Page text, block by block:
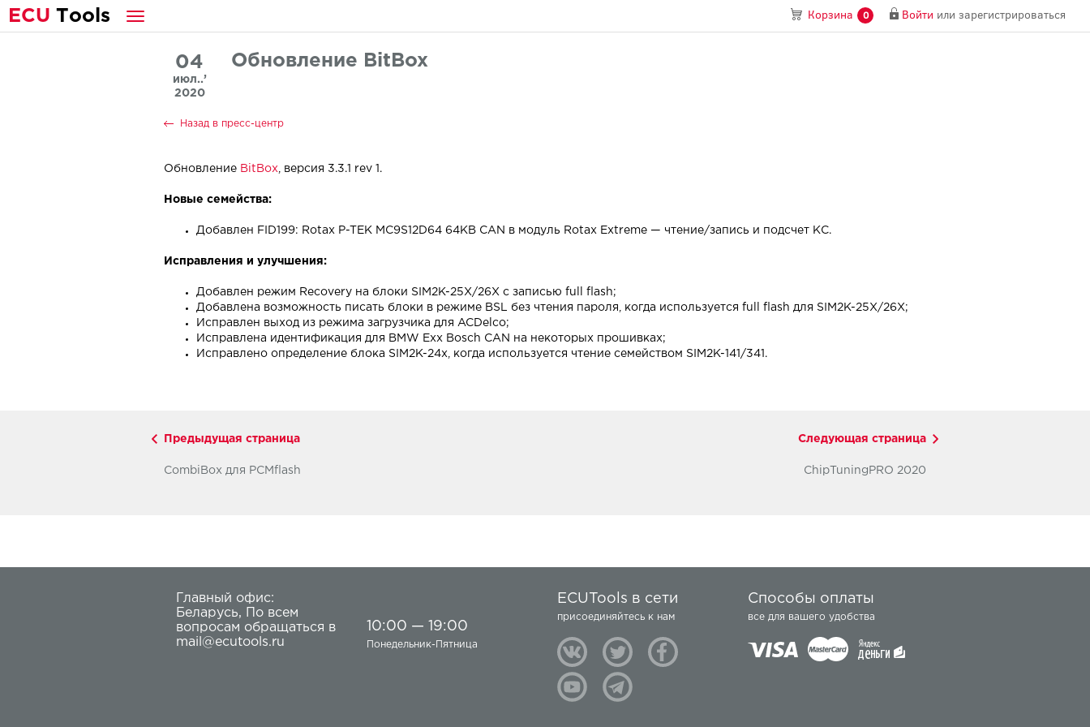
ECU Tools Корзина 0 Войти или зарегистрироваться
04
июл..’
2020
Обновление BitBox
Назад в пресс-центр
Обновление BitBox , версия 3.3.1 rev 1.
Новые семейства:
Добавлен FID199: Rotax P-TEK MC9S12D64 64KB CAN в модуль Rotax Extreme — чтение/запись и подсчет КС.
Исправления и улучшения:
Добавлен режим Recovery на блоки SIM2K-25X/26X с записью full flash;
Добавлена возможность писать блоки в режиме BSL без чтения пароля, когда используется full flash для SIM2K-25X/26X;
Исправлен выход из режима загрузчика для ACDelco;
Исправлена идентификация для BMW Exx Bosch CAN на некоторых прошивках;
Исправлено определение блока SIM2K-24x, когда используется чтение семейством SIM2K-141/341.
Предыдущая страница
CombiBox для PCMflash
Следующая страница
ChipTuningPRO 2020
Главный офис:
Беларусь,
По всем
вопросам обращаться в
mail@ecutools.ru
10:00 — 19:00
Понедельник-Пятница
ECUTools в сети
присоединяйтесь к нам
Способы оплаты
все для вашего удобства